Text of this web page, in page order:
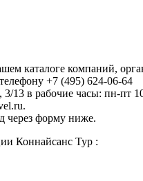
каталоге компаний,
+7 (495) 624-06-64
13 в рабочие часы: пн-пт
через форму ниже.
Коннайсанс Тур :